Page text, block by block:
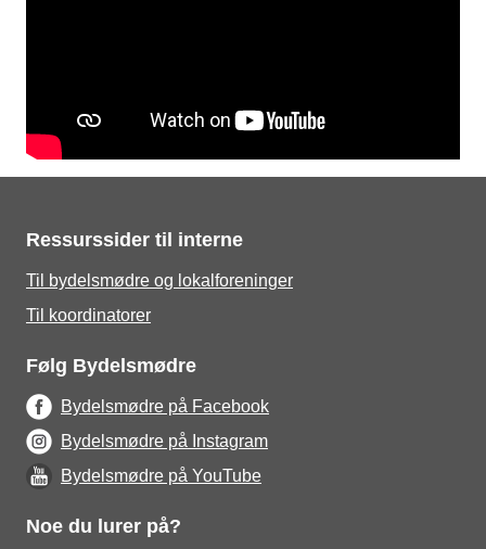
Ressurssider til interne
Til bydelsmødre og lokalforeninger
Til koordinatorer
Følg Bydelsmødre
Bydelsmødre på Facebook
Bydelsmødre på Instagram
Bydelsmødre på YouTube
Noe du lurer på?